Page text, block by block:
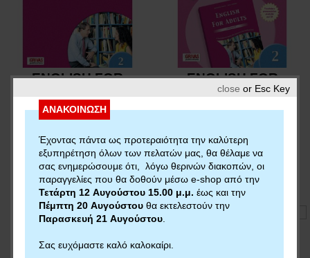
ENGLISH FOR
ISBN978-960-409-144-7
Αγορά
ENGLISH FOR
ADULTS 2
ISBN978-960-409-137-9
47,53€38,02€
Αγορά
close or Esc Key
ΑΝΑΚΟΙΝΩΣΗ
Έχοντας πάντα ως προτεραιότητα την καλύτερη
εξυπηρέτηση όλων των πελατών μας, θα θέλαμε να
σας ενημερώσουμε ότι, λόγω θερινών διακοπών, οι
παραγγελίες που θα δοθούν μέσω e-shop από την
Τετάρτη 12 Αυγούστου 15.00 μ.μ. έως και την
Πέμπτη 20 Αυγούστου θα εκτελεστούν την
Παρασκευή 21 Αυγούστου
Σας ευχόμαστε καλό καλοκαίρι.